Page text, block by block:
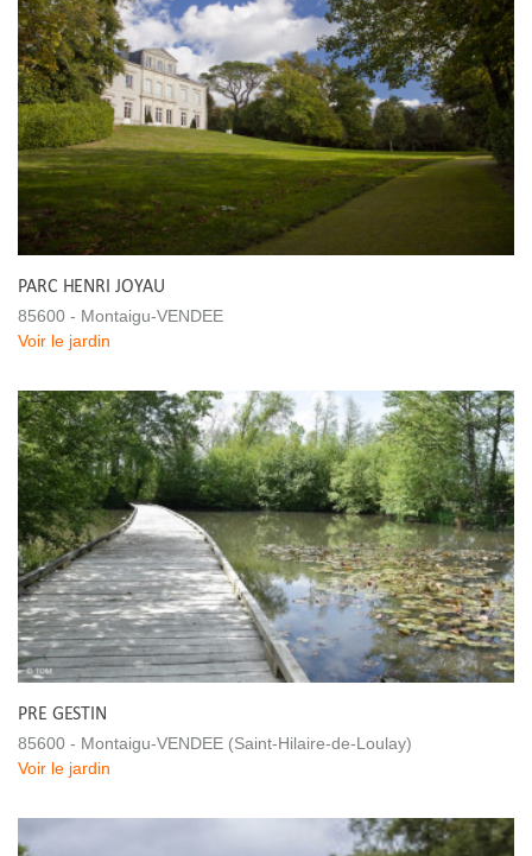
PARC HENRI JOYAU
85600 - Montaigu-VENDEE
Voir le jardin
PRE GESTIN
85600 - Montaigu-VENDEE (Saint-Hilaire-de-Loulay)
Voir le jardin